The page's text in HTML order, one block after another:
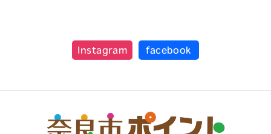
Instagram facebook